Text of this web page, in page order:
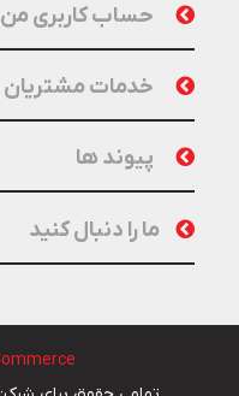
حساب کاربری من
خدمات مشتریان
پیوند ها
ما را دنبال کنید